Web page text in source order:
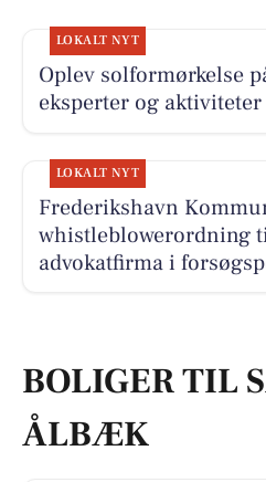
LOKALT NYT
Oplev solformørkelse
eksperter og
LOKALT NYT
Frederikshavn
whistleblowerordning
advokatfirma i
BOLIGER TIL
ÅLBÆK